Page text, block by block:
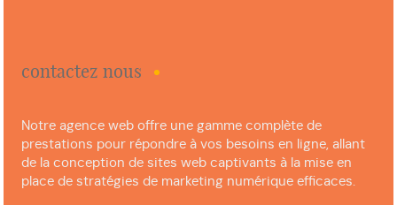
contactez nous
Notre agence web offre une gamme complète de
prestations pour répondre à vos besoins en ligne, allant
de la conception de sites web captivants à la mise en
place de stratégies de marketing numérique efficaces.